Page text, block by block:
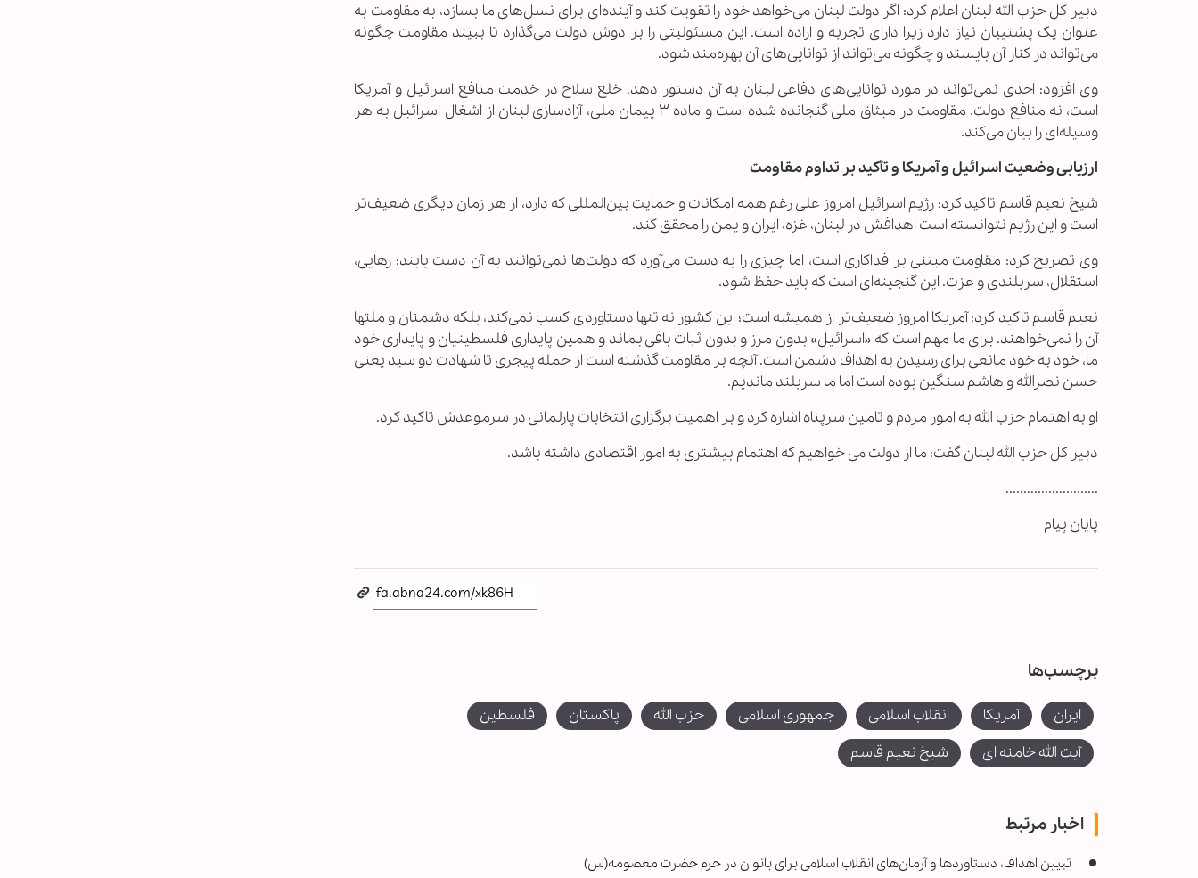
دبیر کل حزب الله لبنان اعلام کرد: اگر دولت لبنان می‌خواهد خود را تقویت کند و آینده‌ای برای نسل‌های ما بسازد، به مقاومت به
عنوان یک پشتیبان نیاز دارد زیرا دارای تجربه و اراده است. این مسئولیتی را بر دوش دولت می‌گذارد تا ببیند مقاومت چگونه
می‌تواند در کنار آن بایستد و چگونه می‌تواند از توانایی‌های آن بهره‌مند شود.
وی افزود: احدی نمی‌تواند در مورد توانایی‌های دفاعی لبنان به آن دستور دهد. خلع سلاح در خدمت منافع اسرائیل و آمریکا
است، نه منافع دولت. مقاومت در میثاق ملی گنجانده شده است و ماده ۳ پیمان ملی، آزادسازی لبنان از اشغال اسرائیل به هر
وسیله‌ای را بیان می‌کند.
ارزیابی وضعیت اسرائیل و آمریکا و تأکید بر تداوم مقاومت
شیخ نعیم قاسم تاکید کرد: رژیم اسرائیل امروز علی رغم همه امکانات و حمایت بین‌المللی که دارد، از هر زمان دیگری ضعیف‌تر
است و این رژیم نتوانسته‌ است اهدافش در لبنان، غزه، ایران و یمن را محقق کند.
وی تصریح کرد: مقاومت مبتنی بر فداکاری است، اما چیزی را به دست می‌آورد که دولت‌ها نمی‌توانند به آن دست یابند: رهایی،
استقلال، سربلندی و عزت. این گنجینه‌ای است که باید حفظ شود.
نعیم قاسم تاکید کرد: آمریکا امروز ضعیف‌تر از همیشه است؛ این کشور نه تنها دستاوردی کسب نمی‌کند، بلکه دشمنان و ملتها
آن را نمی‌خواهند. برای ما مهم است که «اسرائیل» بدون مرز و بدون ثبات باقی بماند و همین پایداری فلسطینیان و پایداری خود
ما، خود به خود مانعی برای رسیدن به اهداف دشمن است. آنچه بر مقاومت گذشته است از حمله پیجری تا شهادت دو سید یعنی
حسن نصرالله و هاشم سنگین بوده است اما ما سربلند ماندیم.
او به اهتمام حزب الله به امور مردم و تامین سرپناه اشاره کرد و بر اهمیت برگزاری انتخابات پارلمانی در سرموعدش تاکید کرد.
دبیر کل حزب الله لبنان گفت: ما از دولت می خواهیم که اهتمام بیشتری به امور اقتصادی داشته باشد.
..........................
پایان پیام
برچسب‌ها
ایران آمریکا انقلاب اسلامی جمهوری اسلامی حزب الله پاکستان
فلسطین
آیت الله خامنه ای
شیخ نعیم قاسم
اخبار مرتبط
تبیین اهداف، دستاوردها و آرمان‌های انقلاب اسلامی برای بانوان در حرم حضرت معصومه(س)